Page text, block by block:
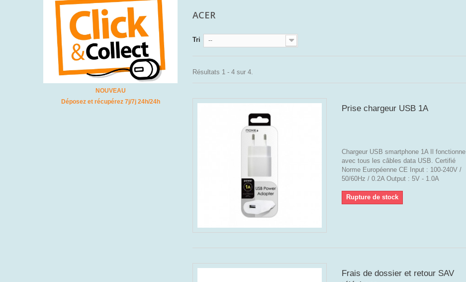
NOUVEAU
Déposez et récupérez 7j/7j 24h/24h
ACER
Tri --
Résultats 1 - 4 sur 4.
Prise chargeur USB 1A
Chargeur USB smartphone 1A Il fonctionne
avec tous les câbles data USB. Certifié
Norme Européenne CE Input : 100-240V /
50/60Hz / 0.2A Output : 5V - 1.0A
Rupture de stock
Frais de dossier et retour SAV